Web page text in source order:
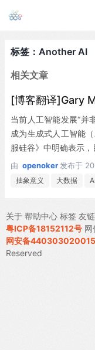
标签：Another AI
相关文章
[博客翻译]Gary
当前人工智能发展“并
成为生成式人工智能
服硅谷》中明确表示
都尚未走在最佳道路
中，Marcus深入探讨
解释说，“尽管它们在
由 openoker 发布于
抽象意义
大数据
关于 帮助中心 标签 友链
粤ICP备18152112号
网安备
Reserved